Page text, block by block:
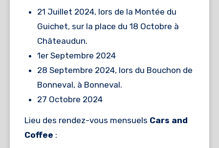
21 Juillet 2024, lors de la Montée du
Guichet, sur la place du 18 Octobre à
Châteaudun.
1er Septembre 2024
28 Septembre 2024, lors du Bouchon de
Bonneval, à Bonneval.
27 Octobre 2024
Lieu des rendez-vous mensuels Cars and
Coffee :